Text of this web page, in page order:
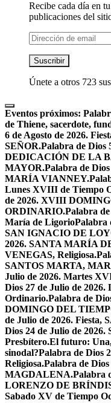
Recibe cada día en
publicaciones del
Dirección
de
email
Suscribir
Únete a otros 723
Eventos próximos:
de Thiene, sacerdote,
6 de Agosto de 2026.
SEÑOR.Palabra de Dios
DEDICACIÓN DE LA
MAYOR.Palabra de
MARÍA VIANNEY.
Lunes XVIII de Tiempo
de 2026. XVIII
ORDINARIO.Palabra de
María de LigorioPalabra
SAN IGNACIO DE
2026. SANTA MARÍA
VENEGAS, Religiosa.
SANTOS MARTA,
Julio de 2026. Martes
Dios 27 de Julio de
Ordinario.Palabra de
DOMINGO DEL
de Julio de 2026. Fiesta,
Dios 24 de Julio de
Presbítero.El futuro:
sinodal?Palabra de Dios
Religiosa.Palabra de
MAGDALENA.Palabra
LORENZO DE
Sabado XV de Tiempo